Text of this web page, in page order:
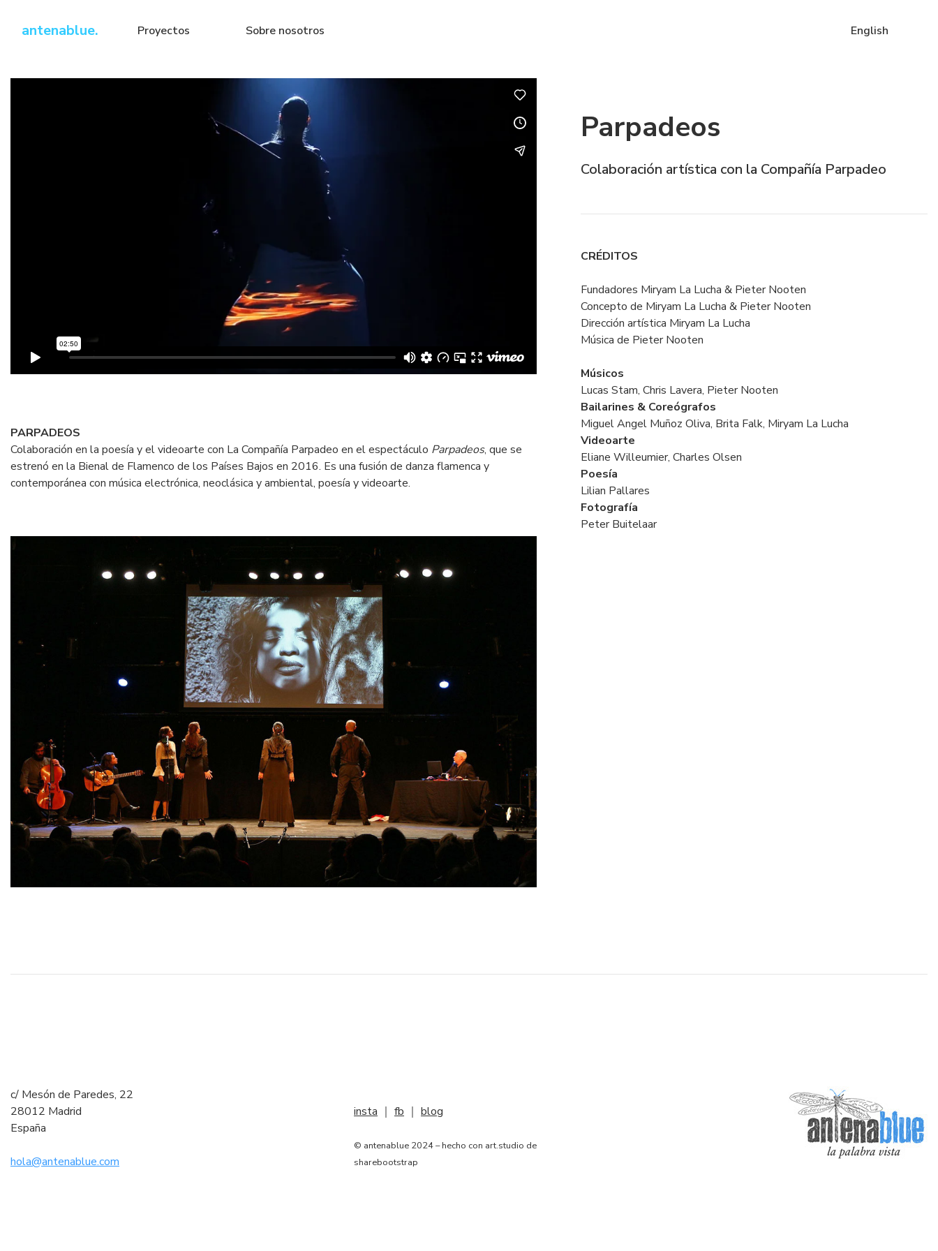
antenablue. Proyectos Sobre nosotros English
PARPADEOS
Colaboración en la poesía y el videoarte con La Compañía Parpadeo en el espectáculo Parpadeos, que se
estrenó en la Bienal de Flamenco de los Países Bajos en 2016. Es una fusión de danza flamenca y
contemporánea con música electrónica, neoclásica y ambiental, poesía y videoarte.
Parpadeos
Colaboración artística con la Compañía Parpadeo
CRÉDITOS
Fundadores Miryam La Lucha & Pieter Nooten
Concepto de Miryam La Lucha & Pieter Nooten
Dirección artística Miryam La Lucha
Música de Pieter Nooten
Músicos
Lucas Stam, Chris Lavera, Pieter Nooten
Bailarines & Coreógrafos
Miguel Angel Muñoz Oliva, Brita Falk, Miryam La Lucha
Videoarte
Eliane Willeumier, Charles Olsen
Poesía
Lilian Pallares
Fotografía
Peter Buitelaar
c/ Mesón de Paredes, 22
28012 Madrid
España
hola@antenablue.com
insta ｜ fb ｜ blog
© antenablue 2024 – hecho con art.studio de
sharebootstrap